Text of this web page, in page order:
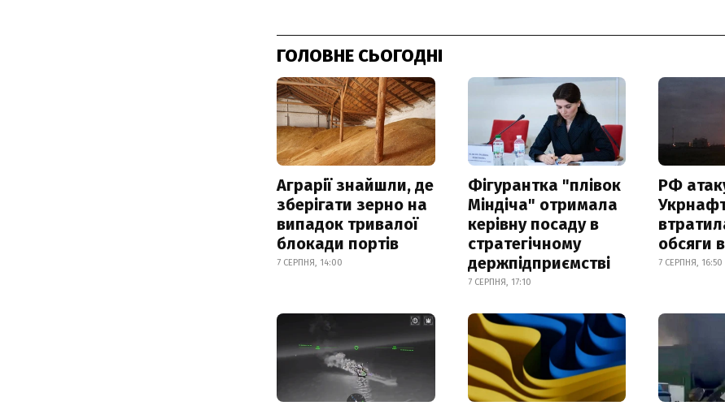
ГОЛОВНЕ СЬОГОДНІ
Аграрії знайшли, де
зберігати зерно на
випадок тривалої
блокади портів
7 СЕРПНЯ, 14:00
Фігурантка "плівок
Міндіча" отримала
керівну посаду в
стратегічному
держпідприємстві
7 СЕРПНЯ, 17:10
РФ
обсяги
7 СЕРПНЯ, 16:50